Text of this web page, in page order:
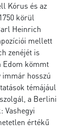
Kórus és az
körül
Heinrich
mellett
zenéjét is
Edom kömmt
immár hosszú
témájául
a Berlini
Vashegyi
értékű